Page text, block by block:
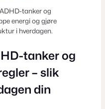
tanker og
energi og gjøre
i hverdagen.
tanker og
– slik
din